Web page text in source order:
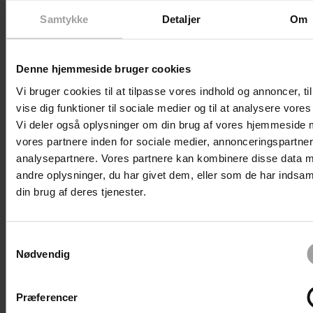
Samtykke Detaljer Om
Denne hjemmeside bruger cookies
Vi bruger cookies til at tilpasse vores indhold og annoncer,
vise dig funktioner til sociale medier og til at analysere
Vi deler også oplysninger om din brug af vores hjemmeside
vores partnere inden for sociale medier,
analysepartnere. Vores partnere kan kombinere disse data
andre oplysninger, du har givet dem, eller som de har
din brug af deres tjenester.
Nødvendig
Præferencer
Forrige Begivenheder
I dag
NæsteBegivenheder
Abonner på kalender